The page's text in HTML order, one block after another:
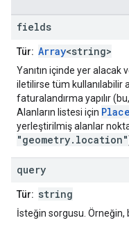
fields
Tür: Array<string>
Yanıtın içinde yer alacak
iletilirse tüm kullanılabilir
faturalandırma yapılır
Alanların listesi için
yerleştirilmiş alanlar
"geometry.location"
query
Tür: string
İsteğin sorgusu. Örneğin,